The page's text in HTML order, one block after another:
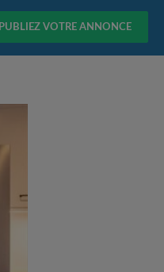
PUBLIEZ VOTRE ANNONCE